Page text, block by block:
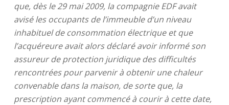
que, dès le 29 mai 2009, la compagnie EDF avait
avisé les occupants de l’immeuble d’un niveau
inhabituel de consommation électrique et que
l’acquéreure avait alors déclaré avoir informé son
assureur de protection juridique des difficultés
rencontrées pour parvenir à obtenir une chaleur
convenable dans la maison, de sorte que, la
prescription ayant commencé à courir à cette date,